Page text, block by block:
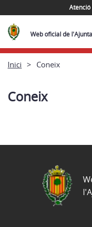
Atenció
Web oficial de
Inici Coneix
Coneix